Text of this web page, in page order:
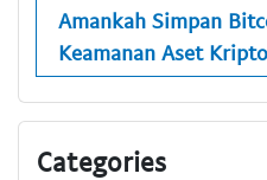
Amankah Simpan
Keamanan Aset Kripto
Categories